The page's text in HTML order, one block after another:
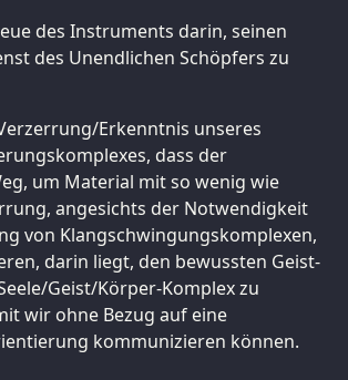
des Instruments darin, seinen
des Unendlichen Schöpfers zu
Erkenntnis unseres
dass der
um Material mit so wenig wie
angesichts der Notwendigkeit
von Klangschwingungskomplexen,
darin liegt, den bewussten Geist-
Geist/Körper-Komplex zu
wir ohne Bezug auf eine
kommunizieren können.